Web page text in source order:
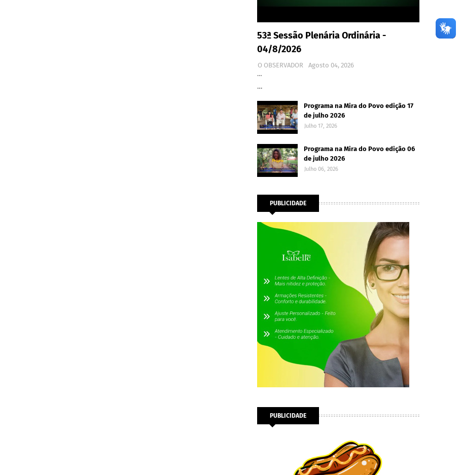
53ª Sessão Plenária Ordinária -
04/8/2026
O OBSERVADOR
Agosto 04, 2026
…
…
Programa na Mira do Povo edição 17
de julho 2026
Julho 17, 2026
Programa na Mira do Povo edição 06
de julho 2026
Julho 06, 2026
PUBLICIDADE
PUBLICIDADE